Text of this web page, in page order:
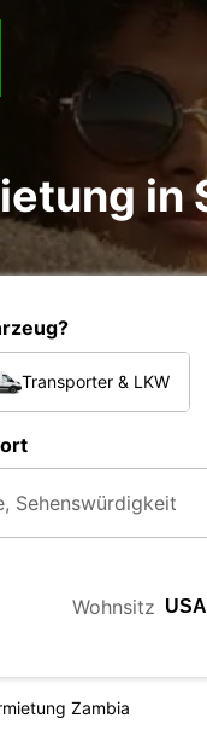
in
Transporter & LKW
Wohnsitz
Zambia